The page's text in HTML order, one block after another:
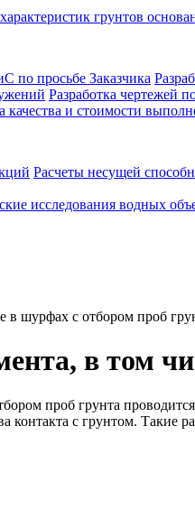
грунтов
по просьбе Заказчика
Разработка чертежей
качества и стоимости
Расчеты несущей
исследования водных
в шурфах с отбором проб
в том
проб грунта
контакта с грунтом.